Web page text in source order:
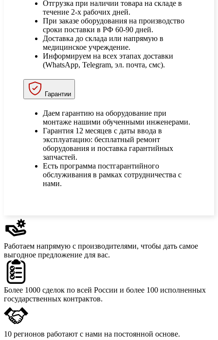
Отгрузка при наличии товара на складе в
течение 2-х рабочих дней.
При заказе оборудования на производство
сроки поставки в РФ 60-90 дней.
Доставка до склада или напрямую в
медицинское учреждение.
Информируем на всех этапах доставки
(WhatsApp, Telegram, эл. почта, смс).
Гарантии
Даем гарантию на оборудование при
монтаже нашими обученными инженерами.
Гарантия 12 месяцев с даты ввода в
эксплуатацию: бесплатный ремонт
оборудования и поставка гарантийных
запчастей.
Есть программа постгарантийного
обслуживания в рамках сотрудничества с
нами.
Работаем напрямую с производителями, чтобы дать самое
выгодное предложение для вас.
Более 1000 сделок по всей России и более 100 исполненных
государственных контрактов.
10 регионов работают с нами на постоянной основе.